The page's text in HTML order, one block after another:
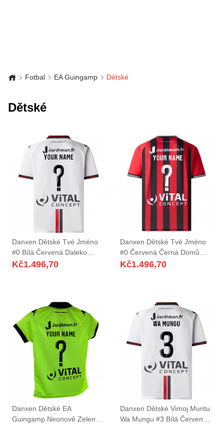
Fotbal EA Guingamp Dětské
Dětské
Danxen Dětské Tvé Jméno
#0 Bílá Červená Daleko
Hráčské Dresy 2025/26 Dres
Kč1.496,70
Danxen Dětské Tvé Jméno
#0 Červená Černá Domů
Hráčské Dresy 2025/26 Dres
Kč1.496,70
Danxen Dětské EA
Guingamp Neonově Zelená
Danxen Dětské Vimoj Muntu
Wa Mungu #3 Bílá Červená